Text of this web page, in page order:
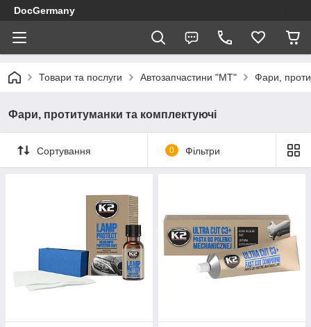
DocGermany
Товари та послуги Автозапчастини "МТ" Фари,
Фари, протитуманки та комплектуючі
Сортування 0 Фільтри